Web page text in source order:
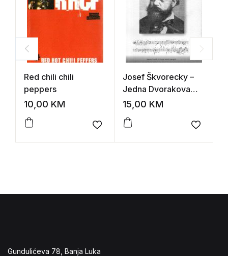
Red chili chili
peppers
10,00 KM
Add to wishlist
Josef Škvorecky –
Jedna Dvorakova
ljubav
15,00 KM
Add to
Gundulićeva 78, Banja Luka